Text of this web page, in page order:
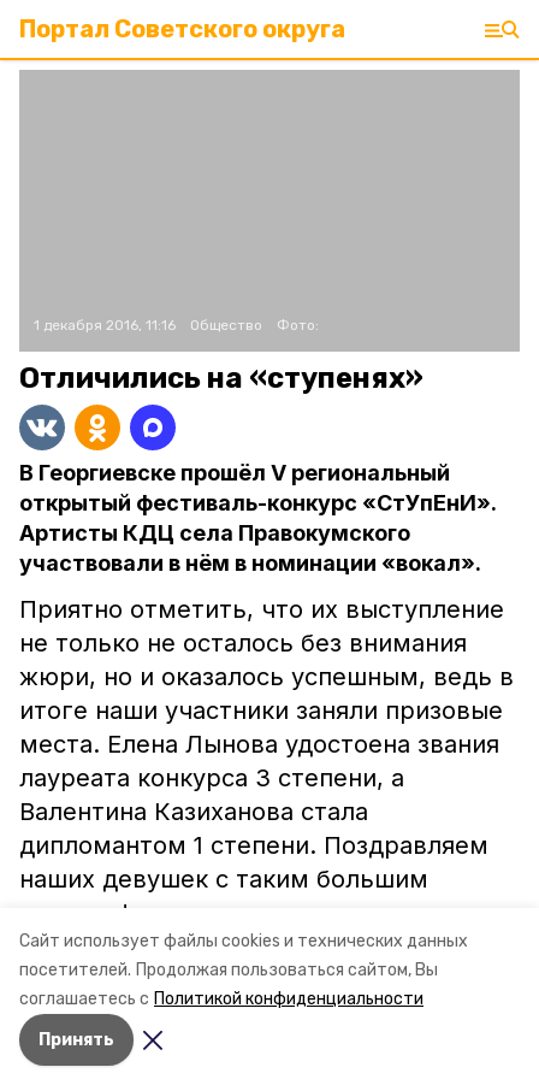
Сайт использует файлы cookies и технических данных
посетителей. Продолжая пользоваться сайтом, Вы
соглашаетесь с Политикой конфиденциальности
Принять
Портал Советского округа
1 декабря 2016, 11:16 Общество Фото:
Отличились на «ступенях»
В Георгиевске прошёл V региональный
открытый фестиваль-конкурс «СтУпЕнИ».
Артисты КДЦ села Правокумского
участвовали в нём в номинации «вокал».
Приятно отметить, что их выступление
не только не осталось без внимания
жюри, но и оказалось успешным, ведь в
итоге наши участники заняли призовые
места. Елена Лынова удостоена звания
лауреата конкурса 3 степени, а
Валентина Казиханова стала
дипломантом 1 степени. Поздравляем
наших девушек с таким большим
успехом!
Е.Воропаева, директор КДЦ
с.Правокумского